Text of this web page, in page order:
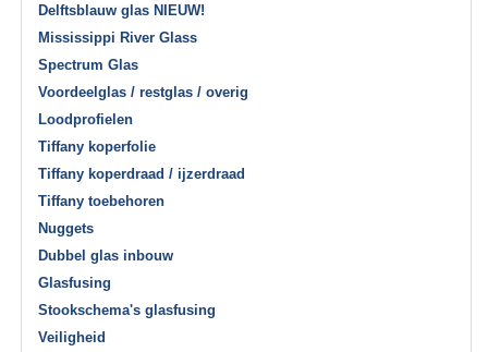
Delftsblauw glas NIEUW!
Mississippi River Glass
Spectrum Glas
Voordeelglas / restglas / overig
Loodprofielen
Tiffany koperfolie
Tiffany koperdraad / ijzerdraad
Tiffany toebehoren
Nuggets
Dubbel glas inbouw
Glasfusing
Stookschema's glasfusing
Veiligheid